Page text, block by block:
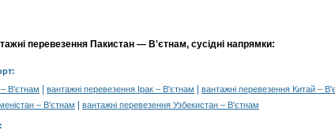
перевезення Пакистан — В'єтнам, сусідні напрямки:
– В'єтнам
вантажні перевезення Ірак – В'єтнам вантажні перевезення Китай –
– В'єтнам вантажні перевезення Узбекистан – В'єтнам
: